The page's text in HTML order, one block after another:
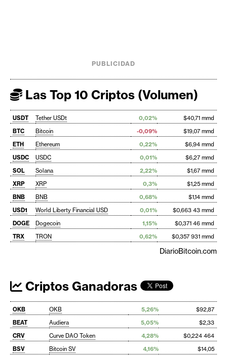
PUBLICIDAD
Las Top 10 Criptos (Volumen)
USDT Tether USDt 0,02%
$40,71 mmd
BTC
Bitcoin -0,09%
$19,07 mmd
ETH
Ethereum 0,22%
$6,94 mmd
USDC
USDC 0,01%
$6,27 mmd
SOL
Solana 2,22%
$1,67 mmd
XRP
XRP 0,3%
$1,25 mmd
BNB
BNB 0,68%
$1,14 mmd
USD1
World Liberty Financial USD 0,01%
$0,663 43 mmd
DOGE
Dogecoin 1,15%
$0,371 46 mmd
TRX
TRON 0,62% $0,357 931 mmd
DiarioBitcoin.com
Criptos Ganadoras
OKB OKB 5,26%
$92,87
BEAT
Audiera 5,05%
$2,33
CRV
Curve DAO Token 4,28%
$0,224 464
BSV
Bitcoin SV 4,16%
$14,05